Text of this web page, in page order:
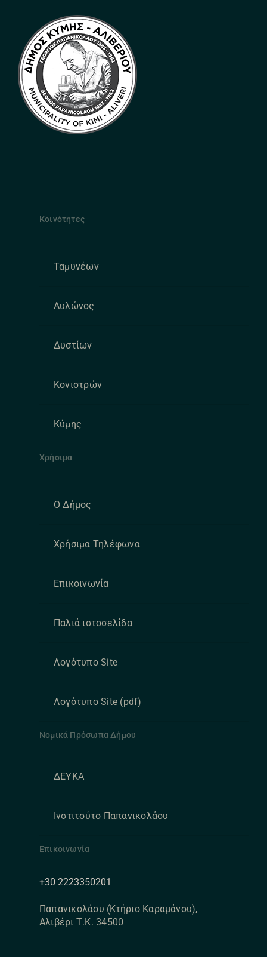
Κοινότητες
Ταμυνέων
Αυλώνος
Δυστίων
Κονιστρών
Κύμης
Χρήσιμα
Ο Δήμος
Χρήσιμα Τηλέφωνα
Επικοινωνία
Παλιά ιστοσελίδα
Λογότυπο Site
Λογότυπο Site (pdf)
Νομικά Πρόσωπα Δήμου
ΔΕΥΚΑ
Ινστιτούτο Παπανικολάου
Επικοινωνία
+30 2223350201
Παπανικολάου (Κτήριο Καραμάνου),
Αλιβέρι Τ.Κ. 34500